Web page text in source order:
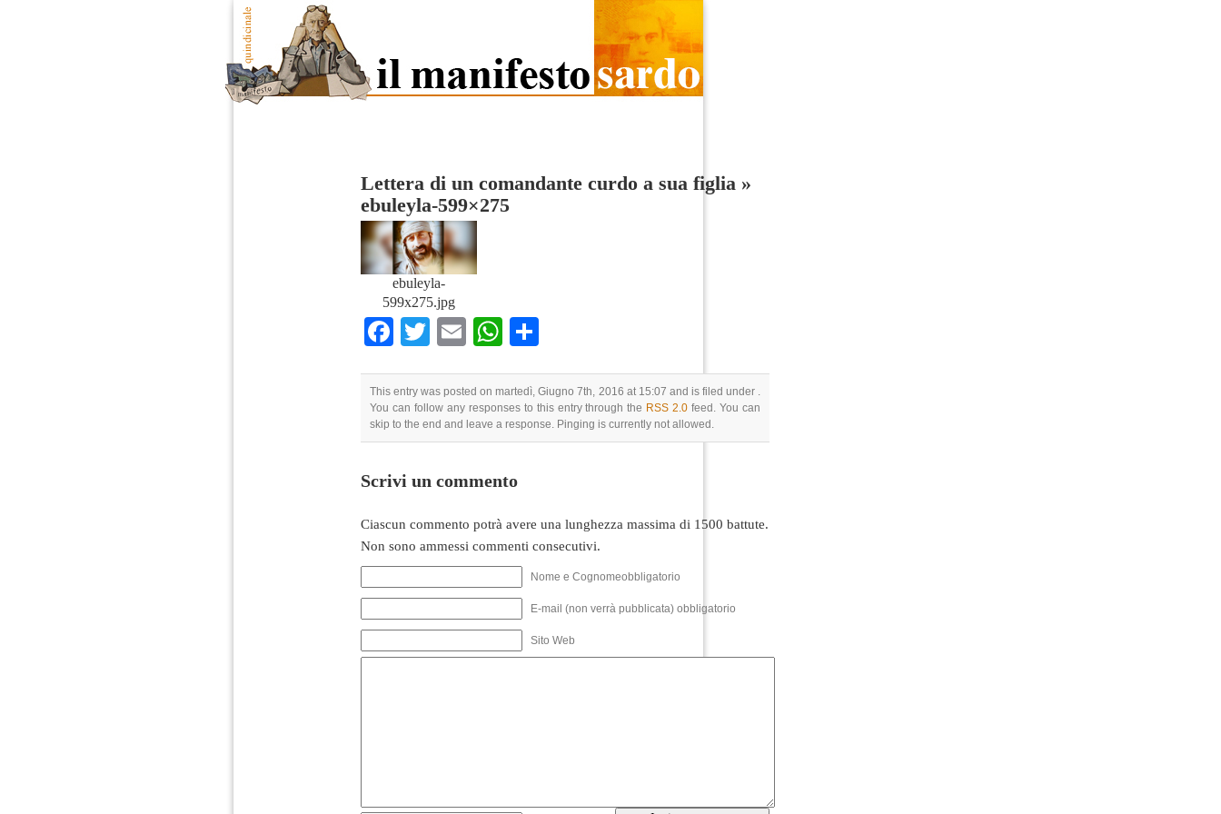
Lettera di un comandante curdo a sua figlia »
ebuleyla-599×275
ebuleyla-
599x275.jpg
Facebook
TwitterEmailWhatsApp
This entry was posted on martedì, Giugno 7th, 2016 at 15:07 and is filed under .
You can follow any responses to this entry through the RSS 2.0 feed. You can
skip to the end and leave a response. Pinging is currently not allowed.
Scrivi un commento
Ciascun commento potrà avere una lunghezza massima di 1500 battute.
Non sono ammessi commenti consecutivi.
Nome e Cognomeobbligatorio
E-mail (non verrà pubblicata) obbligatorio
Sito Web